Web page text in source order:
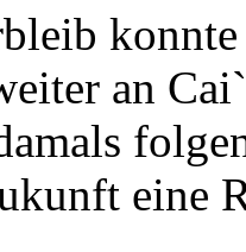
an
eine